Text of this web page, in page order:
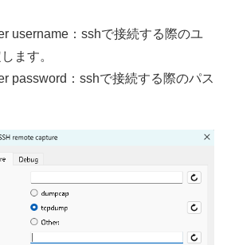
username：sshで接続する際のユ
ます。
password：sshで接続する際のパス